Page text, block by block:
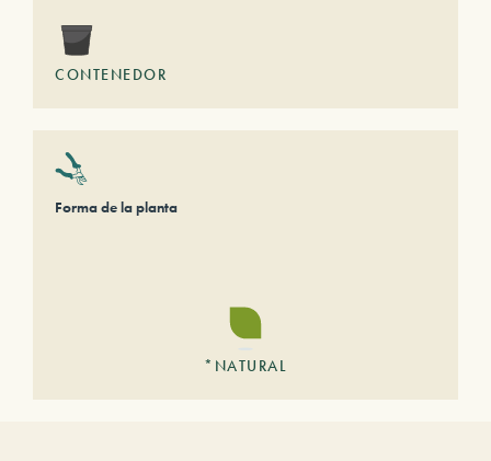
CONTENEDOR
Forma de la planta
*NATURAL